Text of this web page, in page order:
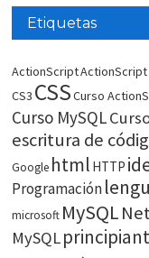
Etiquetas
ActionScriptActionScript
CS3 CSSCurso
Curso MySQL
escritura de
Google html HTTP
Programación
microsoft MySQL
MySQL